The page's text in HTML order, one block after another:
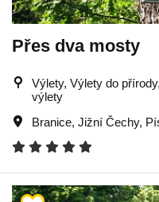
Přes dva mosty
Výlety, Výlety do
výlety
Branice, Jižní Čechy,